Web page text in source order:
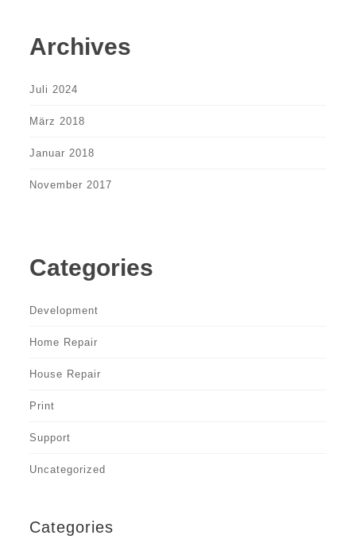
Archives
Juli 2024
März 2018
Januar 2018
November 2017
Categories
Development
Home Repair
House Repair
Print
Support
Uncategorized
Categories